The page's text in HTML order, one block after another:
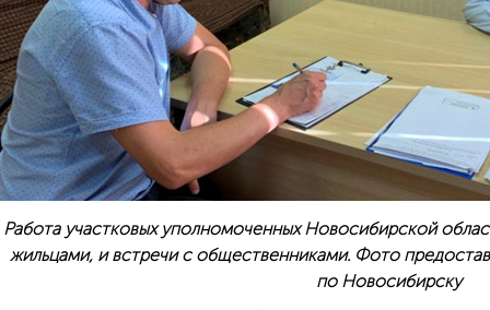
Работа участковых уполномоченных Новосибирской
жильцами, и встречи с общественниками. Фото
по Новосибирску